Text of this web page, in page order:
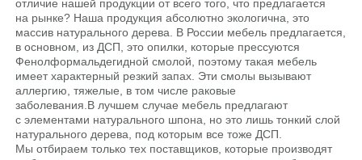
отличие нашей продукции от всего того, что предлагается
на рынке? Наша продукция абсолютно экологична, это
массив натурального дерева. В России мебель предлагается,
в основном, из ДСП, это опилки, которые прессуются
Фенолформальдегидной смолой, поэтому такая мебель
имеет характерный резкий запах. Эти смолы вызывают
аллергию, тяжелые, в том числе раковые
заболевания.В лучшем случае мебель предлагают
с элементами натурального шпона, но это лишь тонкий слой
натурального дерева, под которым все тоже ДСП.
Мы отбираем только тех поставщиков, которые производят